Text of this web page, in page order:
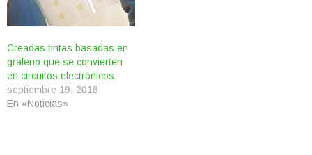
Creadas tintas basadas en
grafeno que se convierten
en circuitos electrónicos
septiembre 19, 2018
En «Noticias»